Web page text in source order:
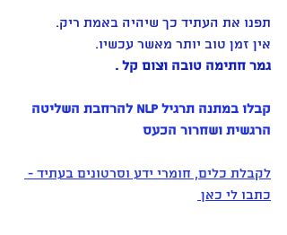
תפנו את העתיד כך שיהיה באמת ריק.
אין זמן טוב יותר מאשר עכשיו.
גמר חתימה טובה וצום קל .
קבלו במתנה תרגיל NLP להרחבת השליטה
הרגשית ושחרור הכעס
לקבלת כלים, חומרי ידע וסרטונים בעתיד -
כתבו לי כאן